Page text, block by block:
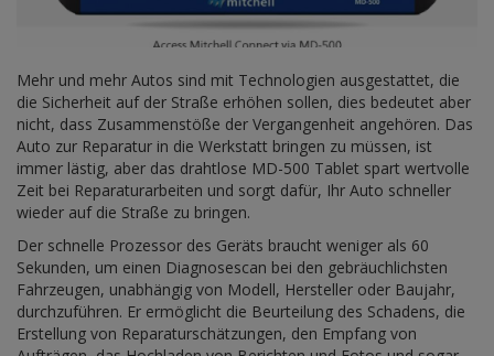
Mehr und mehr Autos sind mit Technologien ausgestattet, die
die Sicherheit auf der Straße erhöhen sollen, dies bedeutet aber
nicht, dass Zusammenstöße der Vergangenheit angehören. Das
Auto zur Reparatur in die Werkstatt bringen zu müssen, ist
immer lästig, aber das drahtlose MD-500 Tablet spart wertvolle
Zeit bei Reparaturarbeiten und sorgt dafür, Ihr Auto schneller
wieder auf die Straße zu bringen.
Der schnelle Prozessor des Geräts braucht weniger als 60
Sekunden, um einen Diagnosescan bei den gebräuchlichsten
Fahrzeugen, unabhängig von Modell, Hersteller oder Baujahr,
durchzuführen. Er ermöglicht die Beurteilung des Schadens, die
Erstellung von Reparaturschätzungen, den Empfang von